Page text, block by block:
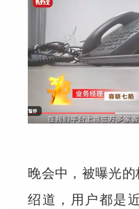
来源 /
晚会中，被曝光
绍道，用户都是